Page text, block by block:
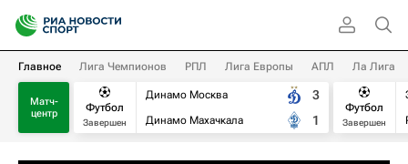
Главное Лига Чемпионов РПЛ Лига Европы АПЛ Ла Лига
Матч-
центр
Футбол
Завершен
Динамо Москва
Динамо Махачкала
3
1
Футбол
Завершен